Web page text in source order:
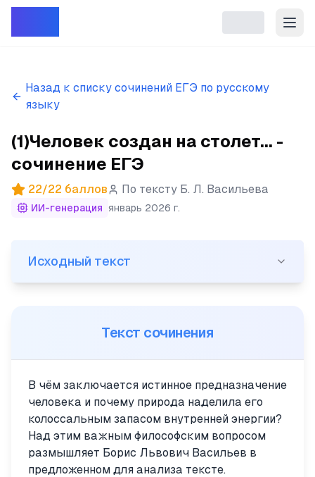
Назад к списку сочинений ЕГЭ по русскому
языку
(1)Человек создан на столет... -
сочинение ЕГЭ
22/22 баллов По тексту Б. Л. Васильева
ИИ-генерация январь 2026 г.
(1)Человек создан на столетия, если судить по
Исходный текст
Текст сочинения
В чём заключается истинное предназначение
человека и почему природа наделила его
колоссальным запасом внутренней энергии?
Над этим важным философским вопросом
размышляет Борис Львович Васильев в
предложенном для анализа тексте.